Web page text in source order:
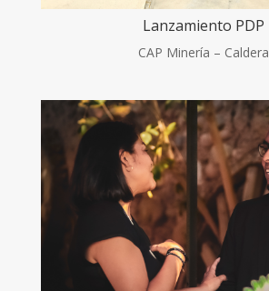
Lanzamiento PDP
CAP Minería – Caldera